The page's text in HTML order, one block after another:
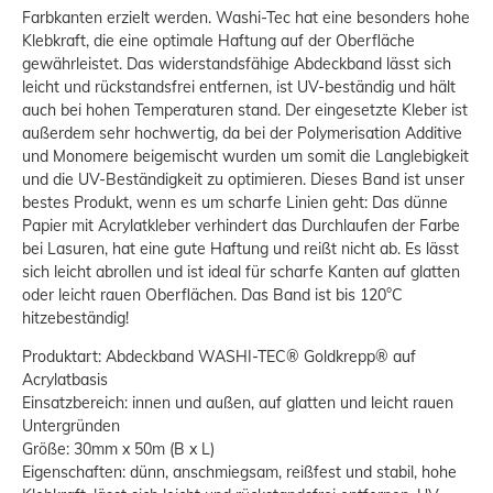
Farbkanten erzielt werden. Washi-Tec hat eine besonders hohe
Klebkraft, die eine optimale Haftung auf der Oberfläche
gewährleistet. Das widerstandsfähige Abdeckband lässt sich
leicht und rückstandsfrei entfernen, ist UV-beständig und hält
auch bei hohen Temperaturen stand. Der eingesetzte Kleber ist
außerdem sehr hochwertig, da bei der Polymerisation Additive
und Monomere beigemischt wurden um somit die Langlebigkeit
und die UV-Beständigkeit zu optimieren. Dieses Band ist unser
bestes Produkt, wenn es um scharfe Linien geht: Das dünne
Papier mit Acrylatkleber verhindert das Durchlaufen der Farbe
bei Lasuren, hat eine gute Haftung und reißt nicht ab. Es lässt
sich leicht abrollen und ist ideal für scharfe Kanten auf glatten
oder leicht rauen Oberflächen. Das Band ist bis 120°C
hitzebeständig!
Produktart: Abdeckband WASHI-TEC® Goldkrepp® auf
Acrylatbasis
Einsatzbereich: innen und außen, auf glatten und leicht rauen
Untergründen
Größe: 30mm x 50m (B x L)
Eigenschaften: dünn, anschmiegsam, reißfest und stabil, hohe